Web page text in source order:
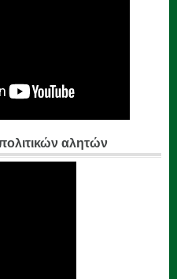
αλητών